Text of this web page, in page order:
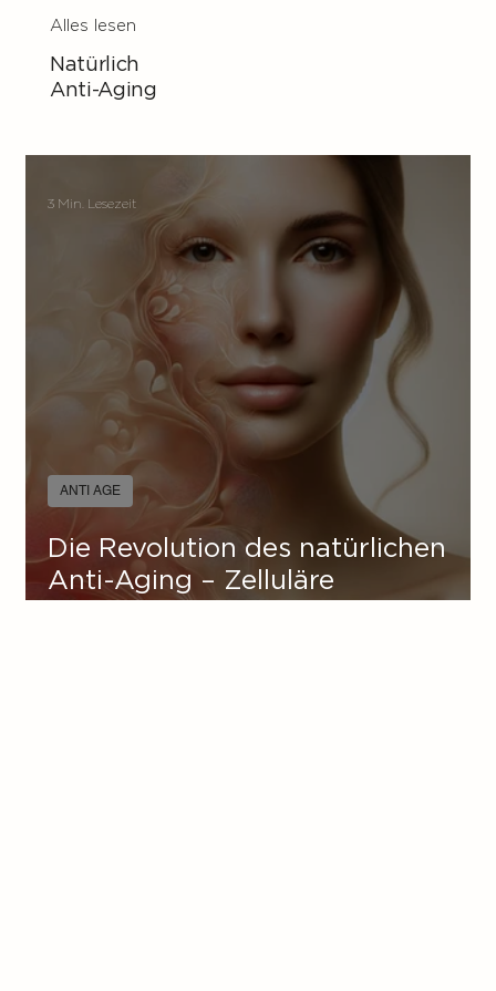
Die Revolution des natürlichen
Anti-Aging – Zelluläre
ANTI AGE
3 Min. Lesezeit
Alles lesen
Natürlich
Anti-Aging